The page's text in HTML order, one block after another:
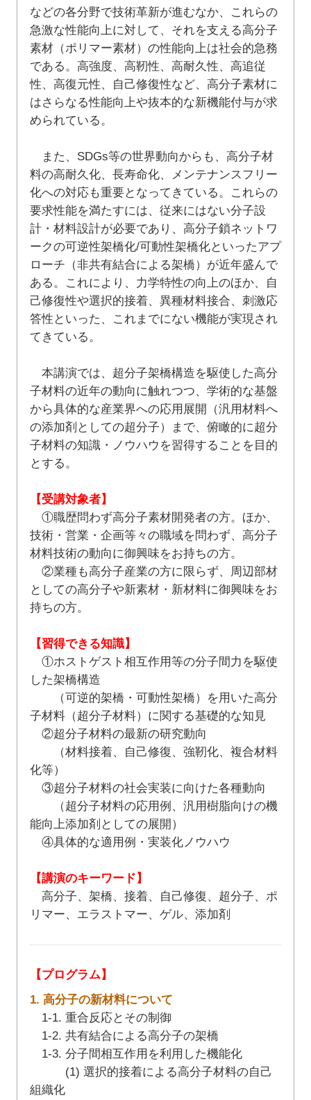
などの各分野で技術革新が進むなか、これらの
急激な性能向上に対して、それを支える高分子
素材（ポリマー素材）の性能向上は社会的急務
である。高強度、高靭性、高耐久性、高追従
性、高復元性、自己修復性など、高分子素材に
はさらなる性能向上や抜本的な新機能付与が求
められている。
また、SDGs等の世界動向からも、高分子材
料の高耐久化、長寿命化、メンテナンスフリー
化への対応も重要となってきている。これらの
要求性能を満たすには、従来にはない分子設
計・材料設計が必要であり、高分子鎖ネットワ
ークの可逆性架橋化/可動性架橋化といったアプ
ローチ（非共有結合による架橋）が近年盛んで
ある。これにより、力学特性の向上のほか、自
己修復性や選択的接着、異種材料接合、刺激応
答性といった、これまでにない機能が実現され
てきている。
本講演では、超分子架橋構造を駆使した高分
子材料の近年の動向に触れつつ、学術的な基盤
から具体的な産業界への応用展開（汎用材料へ
の添加剤としての超分子）まで、俯瞰的に超分
子材料の知識・ノウハウを習得することを目的
とする。
【受講対象者】
①職歴問わず高分子素材開発者の方。ほか、
技術・営業・企画等々の職域を問わず、高分子
材料技術の動向に御興味をお持ちの方。
②業種も高分子産業の方に限らず、周辺部材
としての高分子や新素材・新材料に御興味をお
持ちの方。
【習得できる知識】
①ホストゲスト相互作用等の分子間力を駆使
した架橋構造
（可逆的架橋・可動性架橋）を用いた高分
子材料（超分子材料）に関する基礎的な知見
②超分子材料の最新の研究動向
（材料接着、自己修復、強靭化、複合材料
化等）
③超分子材料の社会実装に向けた各種動向
（超分子材料の応用例、汎用樹脂向けの機
能向上添加剤としての展開）
④具体的な適用例・実装化ノウハウ
【講演のキーワード】
高分子、架橋、接着、自己修復、超分子、ポ
リマー、エラストマー、ゲル、添加剤
【プログラム】
1. 高分子の新材料について
1-1. 重合反応とその制御
1-2. 共有結合による高分子の架橋
1-3. 分子間相互作用を利用した機能化
(1) 選択的接着による高分子材料の自己
組織化